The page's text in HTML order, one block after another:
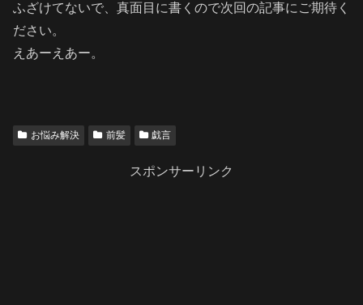
ふざけてないで、真面目に書くので次回の記事にご期待く
ださい。
えあーえあー。
お悩み解決 前髪 戯言
スポンサーリンク